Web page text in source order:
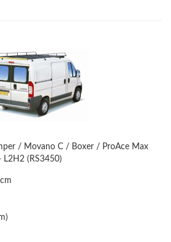
/ Movano C / Boxer / ProAce Max
(RS3450)